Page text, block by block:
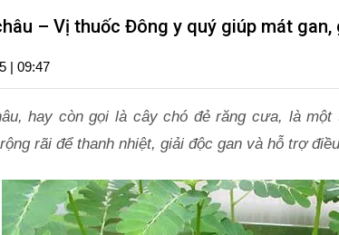
– Vị thuốc Đông y quý giúp mát gan,
| 09:47
hay còn gọi là cây chó đẻ răng cưa, là
rãi để thanh nhiệt, giải độc gan và hỗ trợ